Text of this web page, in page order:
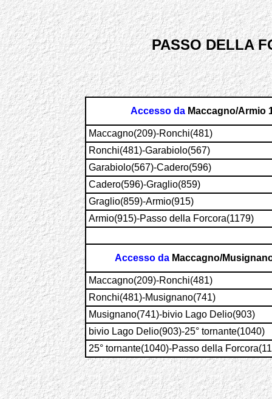
PASSO DELLA
Accesso da Maccagno/Armio
Maccagno(209)-Ronchi(481)
Ronchi(481)-Garabiolo(567)
Garabiolo(567)-Cadero(596)
Cadero(596)-Graglio(859)
Graglio(859)-Armio(915)
Armio(915)-Passo della Forcora(1179)
Accesso da Maccagno/
Maccagno(209)-Ronchi(481)
Ronchi(481)-Musignano(741)
Musignano(741)-bivio Lago Delio(903)
bivio Lago Delio(903)-25° tornante(1040)
25° tornante(1040)-Passo della